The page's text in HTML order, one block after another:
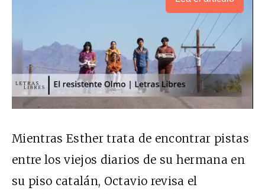
Mientras Esther trata de encontrar pistas
entre los viejos diarios de su hermana en
su piso catalán, Octavio revisa el